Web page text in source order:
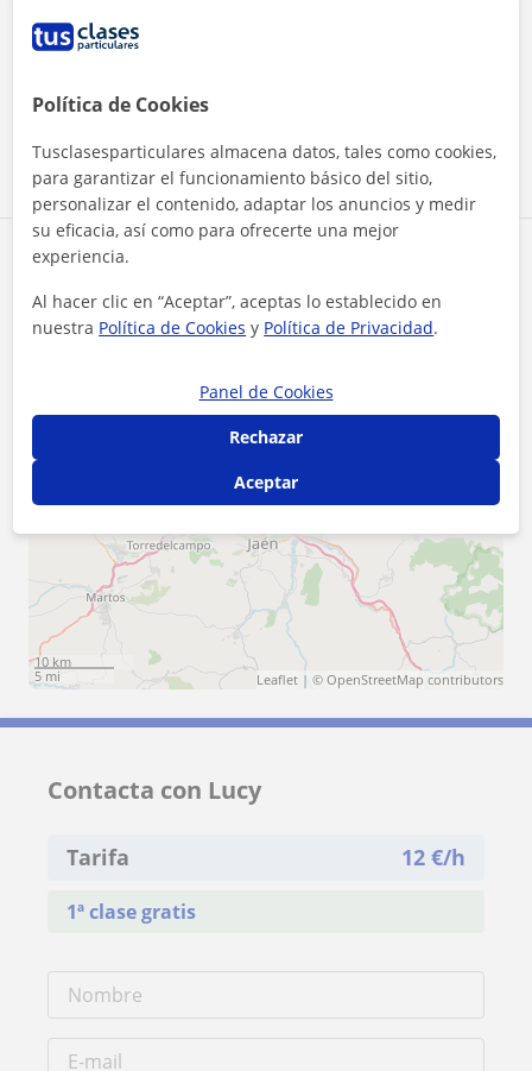
¿Quieres saber más de Lucy?
Zona de Lucy
Localidades a las que se desplaza para dar clase
La Guardia de Jaén
Jaén (Ciudad)
10 km
5 mi
Leaflet | © OpenStreetMap contributors
Contacta con Lucy
Tarifa 12 €/h
1ª clase gratis
Política de Cookies
Tusclasesparticulares almacena datos, tales como cookies,
para garantizar el funcionamiento básico del sitio,
personalizar el contenido, adaptar los anuncios y medir
su eficacia, así como para ofrecerte una mejor
experiencia.
Al hacer clic en “Aceptar”, aceptas lo establecido en
nuestra Política de Cookies y Política de Privacidad.
Panel de Cookies
Rechazar
Aceptar